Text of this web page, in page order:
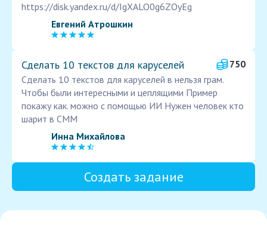
https://disk.yandex.ru/d/IgXALO0g6ZOyEg
Евгений Атрошкин
Сделать 10 текстов для каруселей
750
Сделать 10 текстов для каруселей в нельзя грам.
Чтобы были интересными и цеплящими Пример
покажу как. можно с помощью ИИ Нужен человек кто
шарит в СММ
Инна Михайлова
Создать задание